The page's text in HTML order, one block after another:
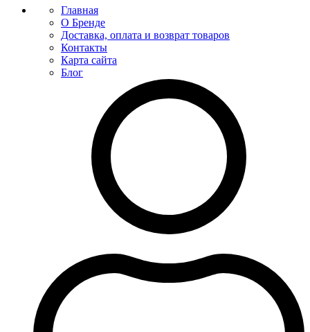
Главная
О Бренде
Доставка, оплата и возврат товаров
Контакты
Карта сайта
Блог